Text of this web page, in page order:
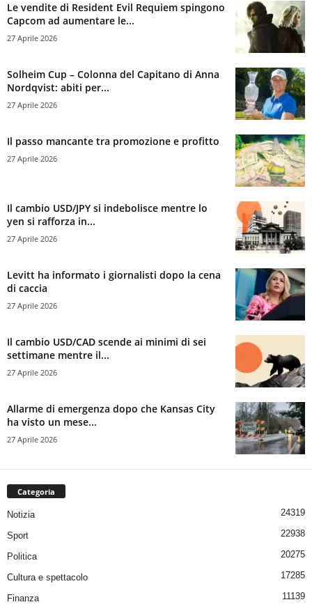
Le vendite di Resident Evil Requiem spingono
Capcom ad aumentare le...
27 Aprile 2026
Solheim Cup – Colonna del Capitano di Anna
Nordqvist: abiti per...
27 Aprile 2026
Il passo mancante tra promozione e profitto
27 Aprile 2026
Il cambio USD/JPY si indebolisce mentre lo
yen si rafforza in...
27 Aprile 2026
Levitt ha informato i giornalisti dopo la cena
di caccia
27 Aprile 2026
Il cambio USD/CAD scende ai minimi di sei
settimane mentre il...
27 Aprile 2026
Allarme di emergenza dopo che Kansas City
ha visto un mese...
27 Aprile 2026
Categoria
Notizia 24319
Sport 22938
Politica 20275
Cultura e spettacolo 17285
Finanza 11139